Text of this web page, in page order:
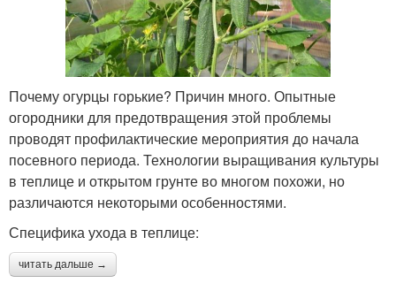
Почему огурцы горькие? Причин много. Опытные
огородники для предотвращения этой проблемы
проводят профилактические мероприятия до начала
посевного периода. Технологии выращивания культуры
в теплице и открытом грунте во многом похожи, но
различаются некоторыми особенностями.
Специфика ухода в теплице:
читать дальше →